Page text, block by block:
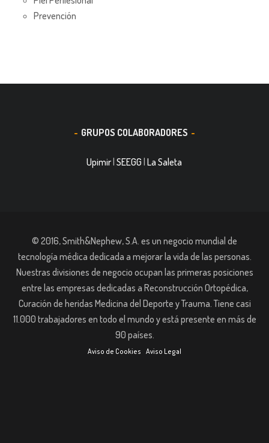
Prevención
GRUPOS COLABORADORES
Upimir |SEEGG |La Saleta
© 2016, Smith&Nephew, S.A. es un negocio mundial de
tecnología médica dedicada a mejorar la vida de las personas.
Nuestras divisiones de negocio ocupan las primeras posiciones
entre las empresas dedicadas a Reconstrucción Ortopédica,
Curación de heridas Medicina del Deporte y Trauma. Tiene casi
11.000 trabajadores en todo el mundo y está presente en más de
90 países.
Aviso de Cookies Aviso Legal